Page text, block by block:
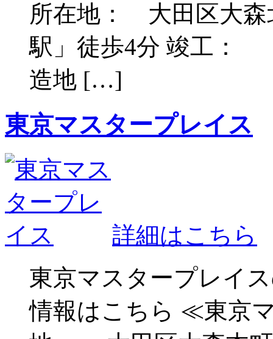
所在地： 大田区大
駅」徒歩4分 竣工
造地 […]
東京マスタープレイス
詳細はこちら
東京マスタープレイ
情報はこちら ≪東京